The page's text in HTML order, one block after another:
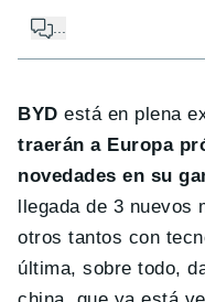
...
BYD está en plena
traerán a Europa
novedades en su
llegada de 3
otros tantos con
última, sobre todo,